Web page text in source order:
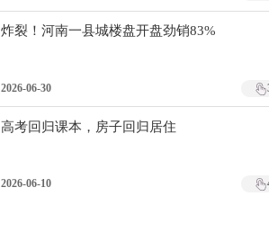
炸裂！河南一县城楼盘开盘劲销83%
2026-06-30
高考回归课本，房子回归居住
2026-06-10